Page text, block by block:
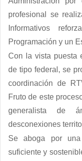
profesional se
Informativos
Programación y un
Con la vista puesta
de tipo federal, se
coordinación de
Fruto de este
generalista de
desconexiones
Se aboga por
suficiente y